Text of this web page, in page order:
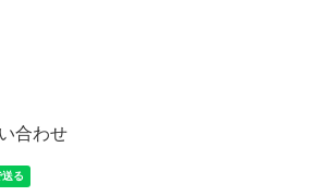
合わせ